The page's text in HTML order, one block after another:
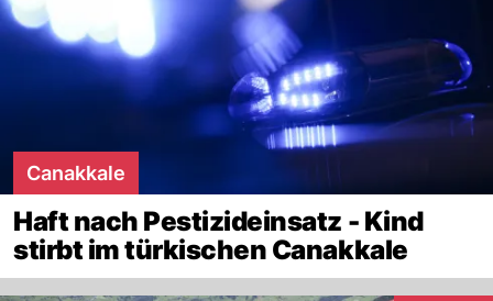
Canakkale
Haft nach Pestizideinsatz - Kind
stirbt im türkischen Canakkale